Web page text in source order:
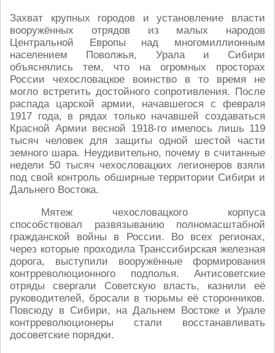
Захват крупных городов и установление власти
вооружённых отрядов из малых народов
Центральной Европы над многомиллионным
населением Поволжья, Урала и Сибири
объяснялись тем, что на огромных просторах
России чехословацкое воинство в то время не
могло встретить достойного сопротивления. После
распада царской армии, начавшегося с февраля
1917 года, в рядах только начавшей создаваться
Красной Армии весной 1918-го имелось лишь 119
тысяч человек для защиты одной шестой части
земного шара. Неудивительно, почему в считанные
недели 50 тысяч чехословацких легионеров взяли
под свой контроль обширные территории Сибири и
Дальнего Востока.
Мятеж чехословацкого корпуса
способствовал развязыванию полномасштабной
гражданской войны в России. Во всех регионах,
через которые проходила Транссибирская железная
дорога, выступили вооружённые формирования
контрреволюционного подполья. Антисоветские
отряды свергали Советскую власть, казнили её
руководителей, бросали в тюрьмы её сторонников.
Повсюду в Сибири, на Дальнем Востоке и Урале
контрреволюционеры стали восстанавливать
досоветские порядки.